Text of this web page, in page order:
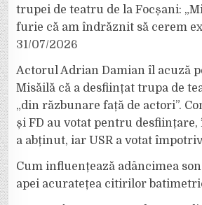
trupei de teatru de la Focșani:
furie că am îndrăznit să cerem
31/07/2026
Actorul Adrian Damian îl acuză
Misăilă că a desființat trupa de
„din răzbunare față de actori”.
și FD au votat pentru desființare,
a abținut, iar USR a votat
Cum influențează adâncimea
apei acuratețea citirilor